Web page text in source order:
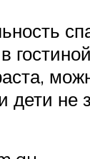
дети не